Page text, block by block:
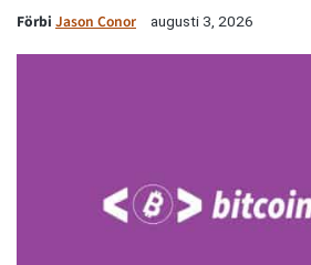
Förbi Jason Conor augusti 3, 2026